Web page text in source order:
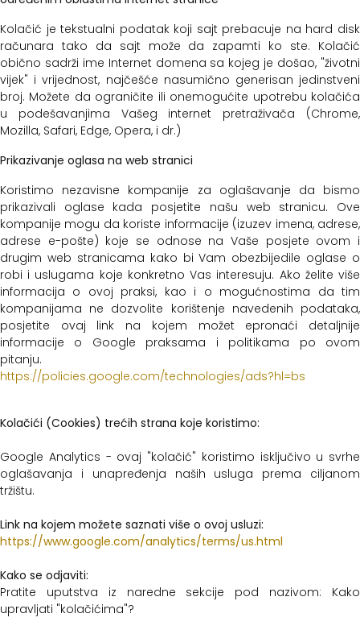
Kolačić je tekstualni podatak koji sajt prebacuje na hard disk
računara tako da sajt može da zapamti ko ste. Kolačić
obično sadrži ime Internet domena sa kojeg je došao, "životni
vijek" i vrijednost, najčešće nasumično generisan jedinstveni
broj. Možete da ograničite ili onemogućite upotrebu kolačića
u podešavanjima Vašeg internet pretraživača (Chrome,
Mozilla, Safari, Edge, Opera, i dr.)
Prikazivanje oglasa na web stranici
Koristimo nezavisne kompanije za oglašavanje da bismo
prikazivali oglase kada posjetite našu web stranicu. Ove
kompanije mogu da koriste informacije (izuzev imena, adrese,
adrese e-pošte) koje se odnose na Vaše posjete ovom i
drugim web stranicama kako bi Vam obezbijedile oglase o
robi i uslugama koje konkretno Vas interesuju. Ako želite više
informacija o ovoj praksi, kao i o mogućnostima da tim
kompanijama ne dozvolite korištenje navedenih podataka,
posjetite ovaj link na kojem možet epronaći detaljnije
informacije o Google praksama i politikama po ovom
pitanju.
https://policies.google.com/technologies/ads?hl=bs
Kolačići (Cookies) trećih strana koje koristimo:
Google Analytics - ovaj "kolačić" koristimo isključivo u svrhe
oglašavanja i unapređenja naših usluga prema ciljanom
tržištu.
Link na kojem možete saznati više o ovoj usluzi:
https://www.google.com/analytics/terms/us.html
Kako se odjaviti:
Pratite uputstva iz naredne sekcije pod nazivom: Kako
upravljati "kolačićima"?